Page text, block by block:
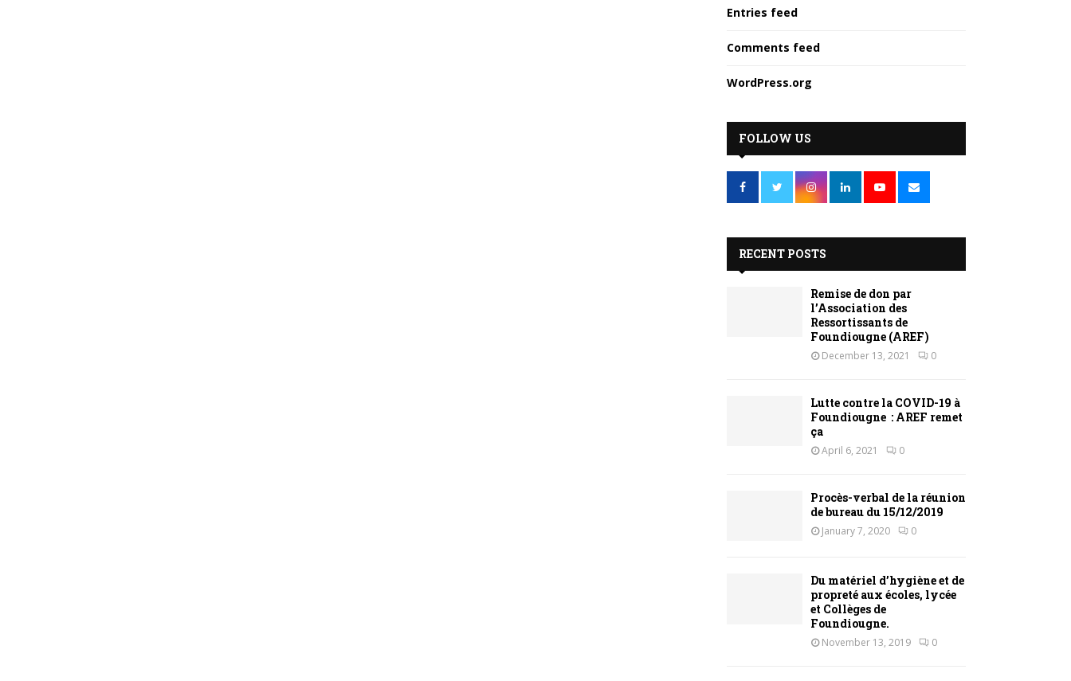
Entries feed
Comments feed
WordPress.org
FOLLOW US
RECENT POSTS
Remise de don par
l’Association des
Ressortissants de
Foundiougne (AREF)
December 13, 2021 0
Lutte contre la COVID-19 à
Foundiougne : AREF remet
ça
April 6, 2021 0
Procès-verbal de la réunion
de bureau du 15/12/2019
January 7, 2020 0
Du matériel d’hygiène et de
propreté aux écoles, lycée
et Collèges de
Foundiougne.
November 13, 2019 0